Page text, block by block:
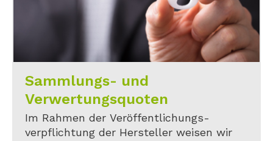
Sammlungs- und
Verwertungsquoten
Im Rahmen der Veröffentlichungs-
verpflichtung der Hersteller weisen wir